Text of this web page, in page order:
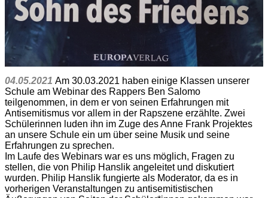
04.05.2021 Am 30.03.2021 haben einige Klassen unserer
Schule am Webinar des Rappers Ben Salomo
teilgenommen, in dem er von seinen Erfahrungen mit
Antisemitismus vor allem in der Rapszene erzählte. Zwei
Schülerinnen luden ihn im Zuge des Anne Frank Projektes
an unsere Schule ein um über seine Musik und seine
Erfahrungen zu sprechen.
Im Laufe des Webinars war es uns möglich, Fragen zu
stellen, die von Philip Hanslik angeleitet und diskutiert
wurden. Philip Hanslik fungierte als Moderator, da es in
vorherigen Veranstaltungen zu antisemitistischen